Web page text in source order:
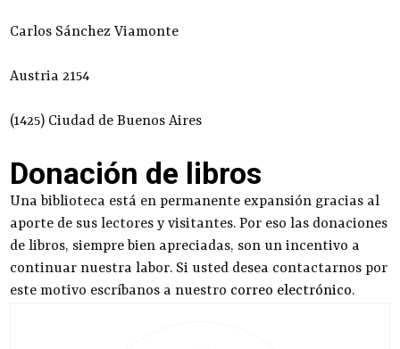
Carlos Sánchez Viamonte
Austria 2154
(1425) Ciudad de Buenos Aires
Donación de libros
Una biblioteca está en permanente expansión gracias al
aporte de sus lectores y visitantes. Por eso las donaciones
de libros, siempre bien apreciadas, son un incentivo a
continuar nuestra labor. Si usted desea contactarnos por
este motivo escríbanos a nuestro correo electrónico.